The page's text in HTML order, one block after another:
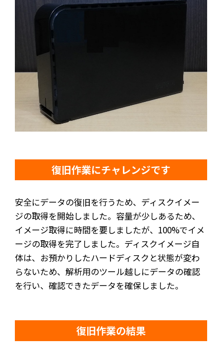
復旧作業にチャレンジです
安全にデータの復旧を行うため、ディスクイメー
ジの取得を開始しました。容量が少しあるため、
イメージ取得に時間を要しましたが、100%でイメ
ージの取得を完了しました。ディスクイメージ自
体は、お預かりしたハードディスクと状態が変わ
らないため、解析用のツール越しにデータの確認
を行い、確認できたデータを確保しました。
復旧作業の結果